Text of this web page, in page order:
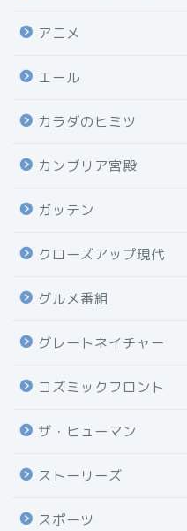
アニメ
エール
カラダのヒミツ
カンブリア宮殿
ガッテン
クローズアップ現代
グルメ番組
グレートネイチャー
コズミックフロント
ザ・ヒューマン
ストーリーズ
スポーツ